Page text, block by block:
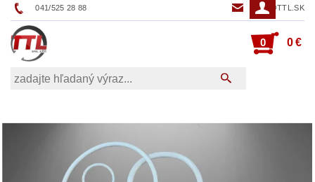
041/525 28 88 TTL@TTL.SK
0 0 €